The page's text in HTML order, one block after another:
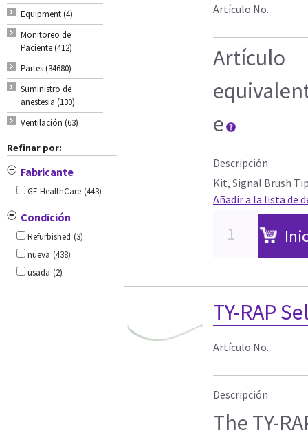
Equipment (4)
Monitoreo de
Paciente (412)
Partes (34680)
Suministro de
anestesia (130)
Ventilación (63)
Refinar por:
Fabricante
GE HealthCare (443)
Condición
Refurbished (3)
nueva (438)
usada (2)
Artículo No.
Artículo
e
Descripción
Kit, Signal Brush
Añadir a la lista de
TY-RAP
Artículo No.
Descripción
The TY-